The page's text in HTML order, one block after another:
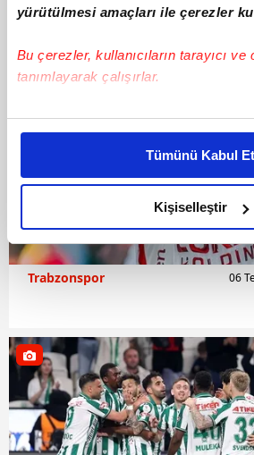
yürütülmesi amaçları ile çerezler
Bu çerezler, kullanıcıların tarayıcı ve
tanımlayarak çalışırlar.
Bu çerezlere izin vermeniz halinde
daha iyi reklam deneyimi
amacımızın size daha iyi bir reklam
olduğunu ve sizlere en iyi içerikleri
elimizden gelen çabayı
reklamların maliyetlerimizi
kalemimiz olduğunu sizlere
takdirde, kullanıcılara hedefli
gösterilmeyecektir."
Sizlere daha iyi bir hizmet
Sitemizde kendimize ve üçüncü
kullanılmaktadır. Bu çerezler
Tümünü Kabul Et
Kişiselleştir
Trabzonspor 06